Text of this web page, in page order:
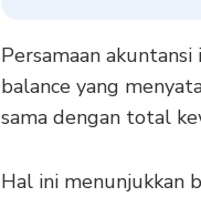
Persamaan
balance yang
sama dengan total
Hal ini menunjukkan